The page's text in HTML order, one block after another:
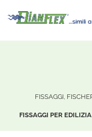
FISSAGGI,
FISSAGGI PER